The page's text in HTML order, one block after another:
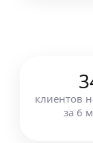
клиентов
за 6